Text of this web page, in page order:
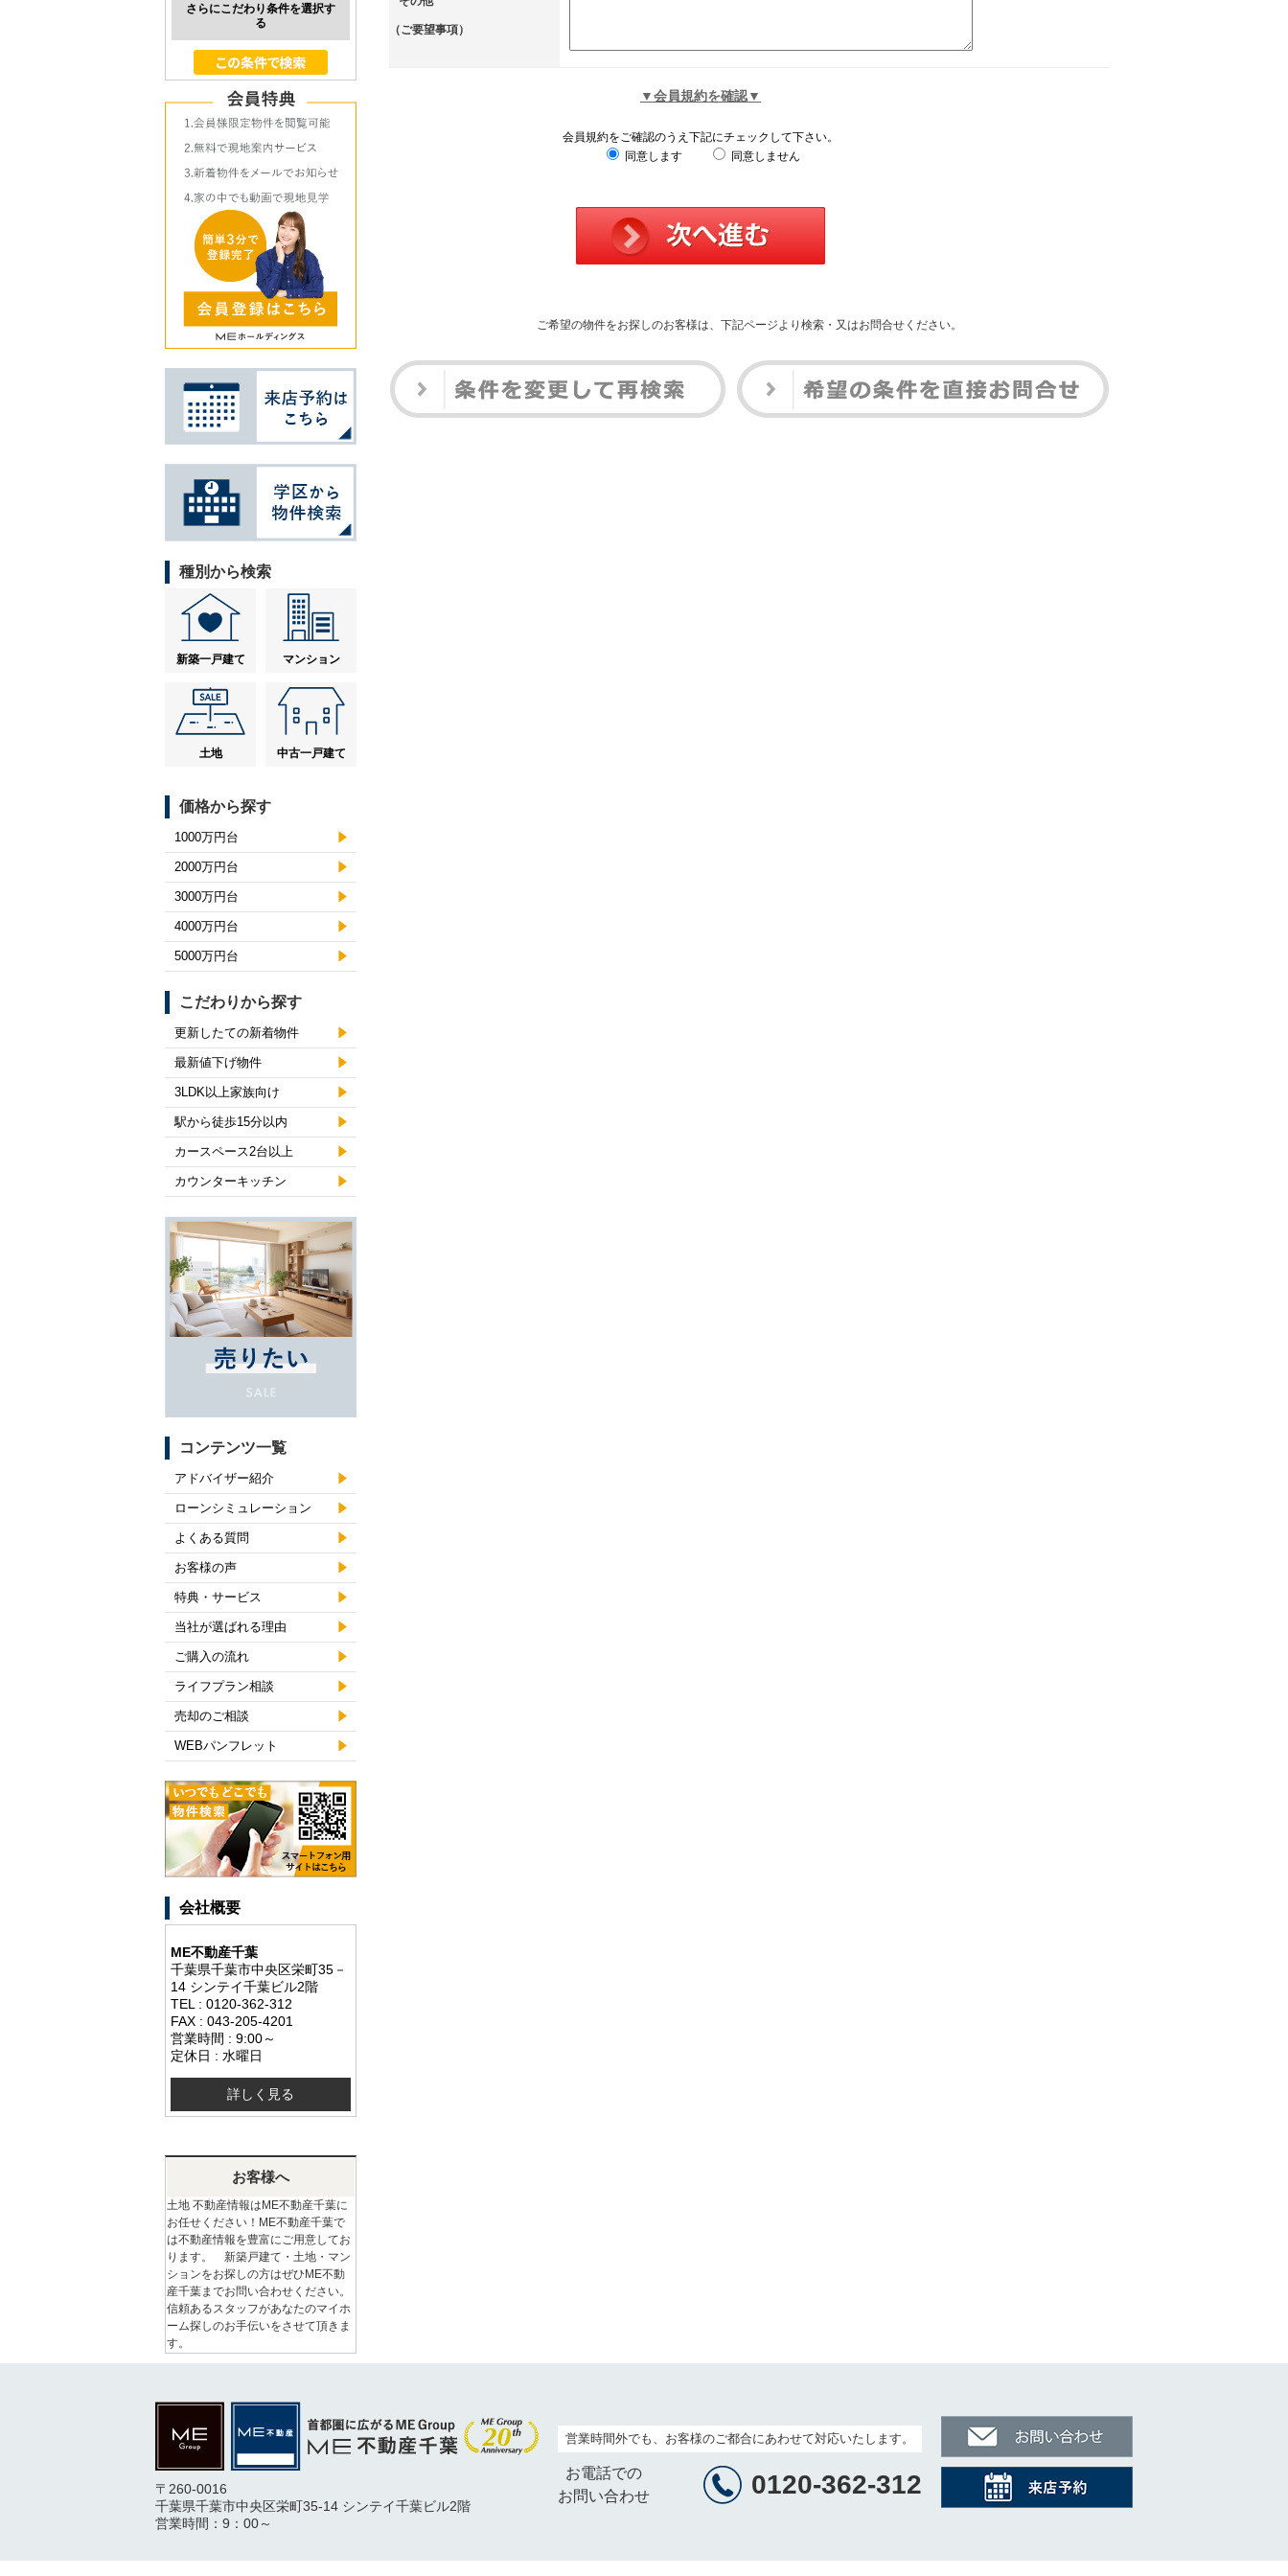
（ご要望事項）
▼会員規約を確認▼
会員規約をご確認のうえ下記にチェックして下さい。
同意します
同意しません
ご希望の物件をお探しのお客様は、下記ページより検索・又はお問合せください。
さらにこだわり条件を選択す
る
種別から検索
新築一戸建て マンション
土地 中古一戸建て
価格から探す
1000万円台
2000万円台
3000万円台
4000万円台
5000万円台
こだわりから探す
更新したての新着物件
最新値下げ物件
3LDK以上家族向け
駅から徒歩15分以内
カースペース2台以上
カウンターキッチン
コンテンツ一覧
アドバイザー紹介
ローンシミュレーション
よくある質問
お客様の声
特典・サービス
当社が選ばれる理由
ご購入の流れ
ライフプラン相談
売却のご相談
WEBパンフレット
会社概要
ME不動産千葉
千葉県千葉市中央区栄町35－
14 シンテイ千葉ビル2階
TEL : 0120-362-312
FAX : 043-205-4201
営業時間 : 9:00～
定休日 : 水曜日
詳しく見る
お客様へ
土地 不動産情報はME不動産千葉に
お任せください！ME不動産千葉で
は不動産情報を豊富にご用意してお
ります。 新築戸建て・土地・マン
ションをお探しの方はぜひME不動
産千葉までお問い合わせください。
信頼あるスタッフがあなたのマイホ
ーム探しのお手伝いをさせて頂きま
す。
〒260-0016
千葉県千葉市中央区栄町35-14 シンテイ千葉ビル2階
営業時間：9：00～
営業時間外でも、お客様のご都合にあわせて対応いたします。
お電話での
お問い合わせ
0120-362-312